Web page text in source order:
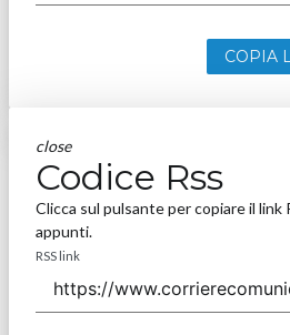
COPIA
close
Codice Rss
Clicca sul pulsante per copiare il link
appunti.
RSS link